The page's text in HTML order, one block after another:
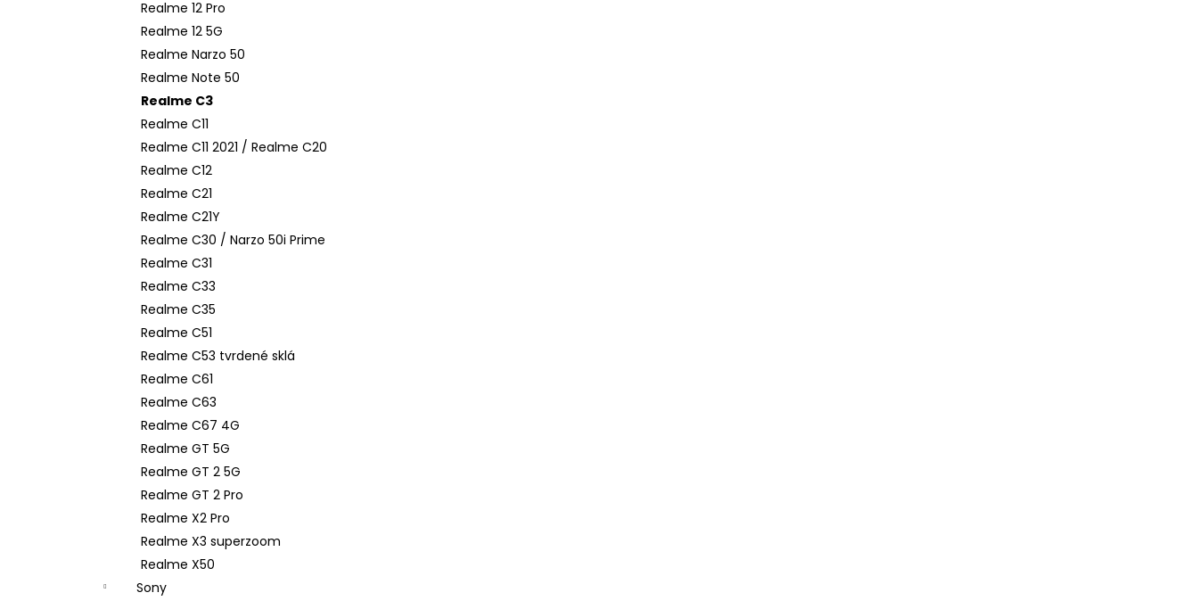
Realme 12 Pro
Realme 12 5G
Realme Narzo 50
Realme Note 50
Realme C3
Realme C11
Realme C11 2021 / Realme C20
Realme C12
Realme C21
Realme C21Y
Realme C30 / Narzo 50i Prime
Realme C31
Realme C33
Realme C35
Realme C51
Realme C53 tvrdené sklá
Realme C61
Realme C63
Realme C67 4G
Realme GT 5G
Realme GT 2 5G
Realme GT 2 Pro
Realme X2 Pro
Realme X3 superzoom
Realme X50
Sony